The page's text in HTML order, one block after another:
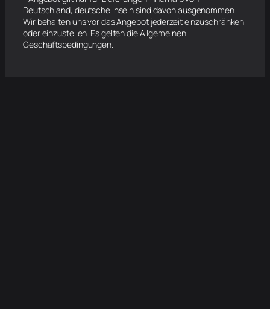
Deutschland, deutsche Inseln sind davon ausgenommen.
Wir behalten uns vor das Angebot jederzeit einzuschränken
oder einzustellen. Es gelten die Allgemeinen
Geschäftsbedingungen.